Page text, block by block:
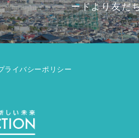
ードより友だ
ライバシーポリシー